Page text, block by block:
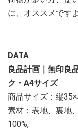
に、オススメです
DATA
良品計画｜無印良
ク・A4サイズ
商品サイズ：縦
素材：表地、裏地
100%,